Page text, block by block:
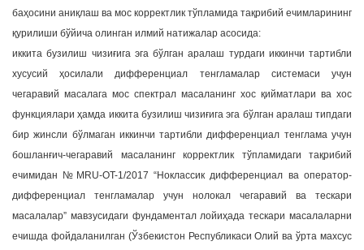
баҳосини аниқлаш ва мос корректлик тўпламида тақрибий ечимларининг
қурилиши бўйича олинган илмий натижалар асосида:
иккита бузилиш чизиғига эга бўлган аралаш турдаги иккинчи тартибли
хусусий ҳосилали дифференциал тенгламалар системаси учун
чегаравий масалага мос спектрал масаланинг хос қийматлари ва хос
функциялари ҳамда иккита бузилиш чизиғига эга бўлган аралаш типдаги
бир жинсли бўлмаган иккинчи тартибли дифференциал тенглама учун
бошланғич-чегаравий масаланинг корректлик тўпламидаги тақрибий
ечимидан №MRU-OT-1/2017 “Ноклассик дифференциал ва оператор-
дифференциал тенгламалар учун нолокал чегаравий ва тескари
масалалар” мавзусидаги фундаментал лойиҳада тескари масалаларни
ечишда фойдаланилган (Ўзбекистон Республикаси Олий ва ўрта махсус